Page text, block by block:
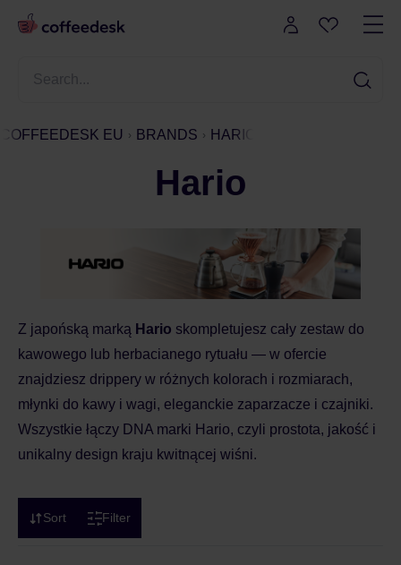
COFFEEDESK EU BRANDS HARIO
Hario
Z japońską marką Hario skompletujesz cały zestaw do
kawowego lub herbacianego rytuału — w ofercie
znajdziesz drippery w różnych kolorach i rozmiarach,
młynki do kawy i wagi, eleganckie zaparzacze i czajniki.
Wszystkie łączy DNA marki Hario, czyli prostota, jakość i
unikalny design kraju kwitnącej wiśni.
Sort Filter